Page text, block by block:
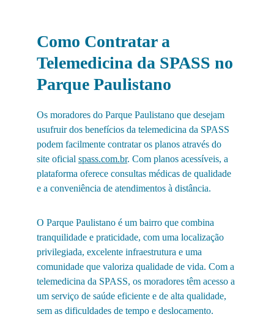
Como Contratar a
Telemedicina da SPASS no
Parque Paulistano
Os moradores do Parque Paulistano que desejam
usufruir dos benefícios da telemedicina da SPASS
podem facilmente contratar os planos através do
site oficial spass.com.br. Com planos acessíveis, a
plataforma oferece consultas médicas de qualidade
e a conveniência de atendimentos à distância.
O Parque Paulistano é um bairro que combina
tranquilidade e praticidade, com uma localização
privilegiada, excelente infraestrutura e uma
comunidade que valoriza qualidade de vida. Com a
telemedicina da SPASS, os moradores têm acesso a
um serviço de saúde eficiente e de alta qualidade,
sem as dificuldades de tempo e deslocamento.